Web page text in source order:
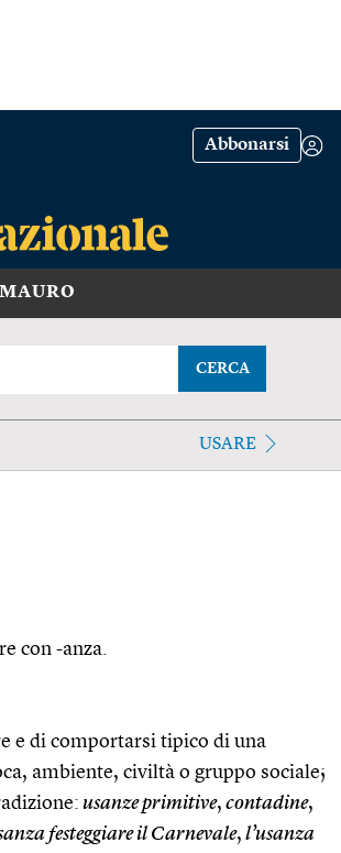
Abbonarsi
CERCA
USARE
con -anza.
e di comportarsi tipico di una
ambiente, civiltà o gruppo sociale;
usanze primitive, contadine,
festeggiare il Carnevale, l’usanza